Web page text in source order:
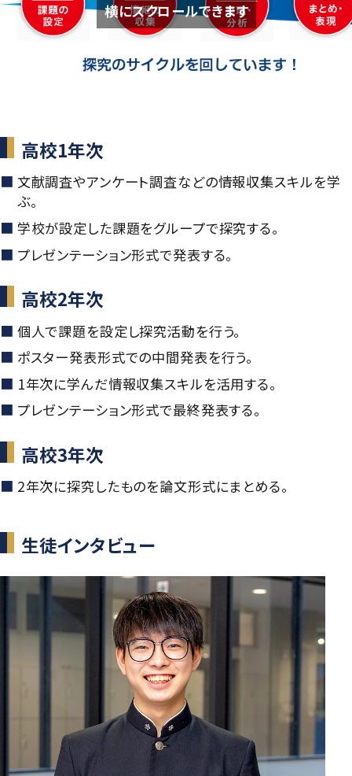
横にスクロールできます
高校1年次
文献調査やアンケート調査などの情報収集スキルを学
ぶ。
学校が設定した課題をグループで探究する。
プレゼンテーション形式で発表する。
高校2年次
個人で課題を設定し探究活動を行う。
ポスター発表形式での中間発表を行う。
1年次に学んだ情報収集スキルを活用する。
プレゼンテーション形式で最終発表する。
高校3年次
2年次に探究したものを論文形式にまとめる。
生徒インタビュー